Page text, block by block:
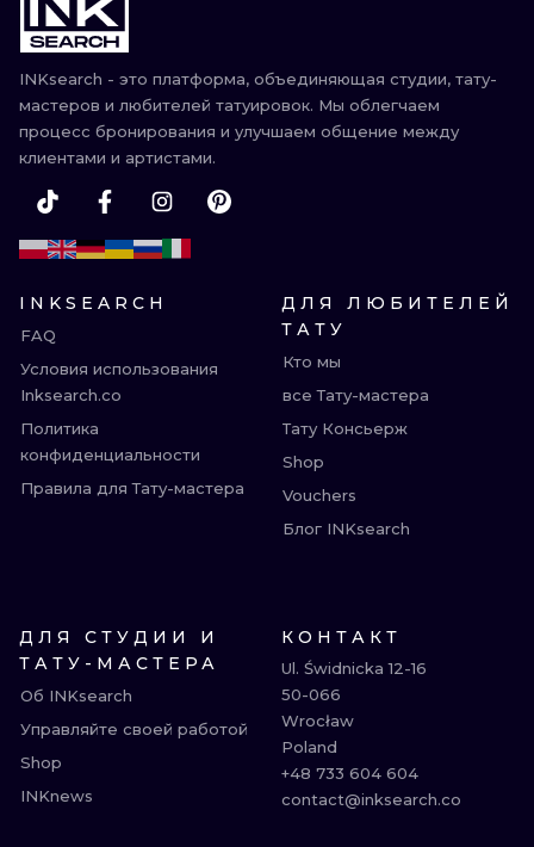
INKsearch - это платформа, объединяющая студии, тату-
мастеров и любителей татуировок. Мы облегчаем
процесс бронирования и улучшаем общение между
клиентами и артистами.
INKSEARCH
FAQ
Условия использования
Inksearch.co
Политика
конфиденциальности
Правила для Тату-мастера
ДЛЯ ЛЮБИТЕЛЕЙ
ТАТУ
Кто мы
все Тату-мастера
Тату Консьерж
Shop
Vouchers
Блог INKsearch
ДЛЯ СТУДИИ И
ТАТУ-МАСТЕРА
Об INKsearch
Управляйте своей работой
Shop
INKnews
КОНТАКТ
Ul. Świdnicka 12-16
50-066
Wrocław
Poland
+48 733 604 604
contact@inksearch.co